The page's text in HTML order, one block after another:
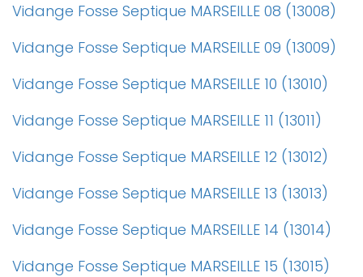
Vidange Fosse Septique MARSEILLE 08 (13008)
Vidange Fosse Septique MARSEILLE 09 (13009)
Vidange Fosse Septique MARSEILLE 10 (13010)
Vidange Fosse Septique MARSEILLE 11 (13011)
Vidange Fosse Septique MARSEILLE 12 (13012)
Vidange Fosse Septique MARSEILLE 13 (13013)
Vidange Fosse Septique MARSEILLE 14 (13014)
Vidange Fosse Septique MARSEILLE 15 (13015)